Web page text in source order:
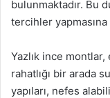
bulunmaktadır. Bu
tercihler yapmasına
Yazlık ince montlar,
rahatlığı bir arada
yapıları, nefes